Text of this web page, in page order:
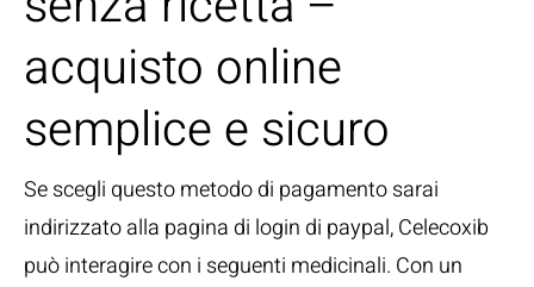
acquisto online
semplice e sicuro
Se scegli questo metodo di pagamento sarai
indirizzato alla pagina di login di paypal, Celecoxib
può interagire con i seguenti medicinali. Con un